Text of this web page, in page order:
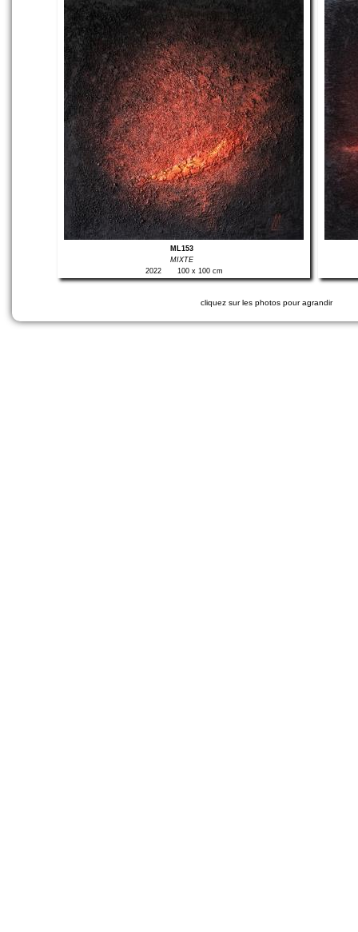
ML153
MIXTE
2022
100 x 100 cm
cliquez sur les photos pour agrandir